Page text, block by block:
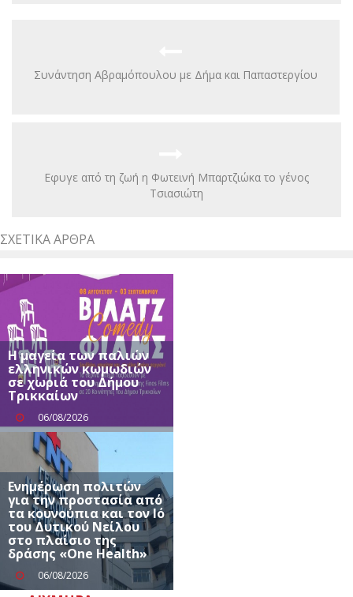
Συνάντηση Αβραμόπουλου με Δήμα και Παπαστεργίου
Εφυγε από τη ζωή η Φωτεινή Μπαρτζιώκα το γένος
Τσιασιώτη
ΣΧΕΤΙΚΆ ΆΡΘΡΑ
Η μαγεία των παλιών
ελληνικών κωμωδιών
σε χωριά του Δήμου
Τρικκαίων
06/08/2026
Ενημέρωση πολιτών
για την προστασία από
τα κουνούπια και τον Ιό
του Δυτικού Νείλου
στο πλαίσιο της
δράσης «One Health»
06/08/2026